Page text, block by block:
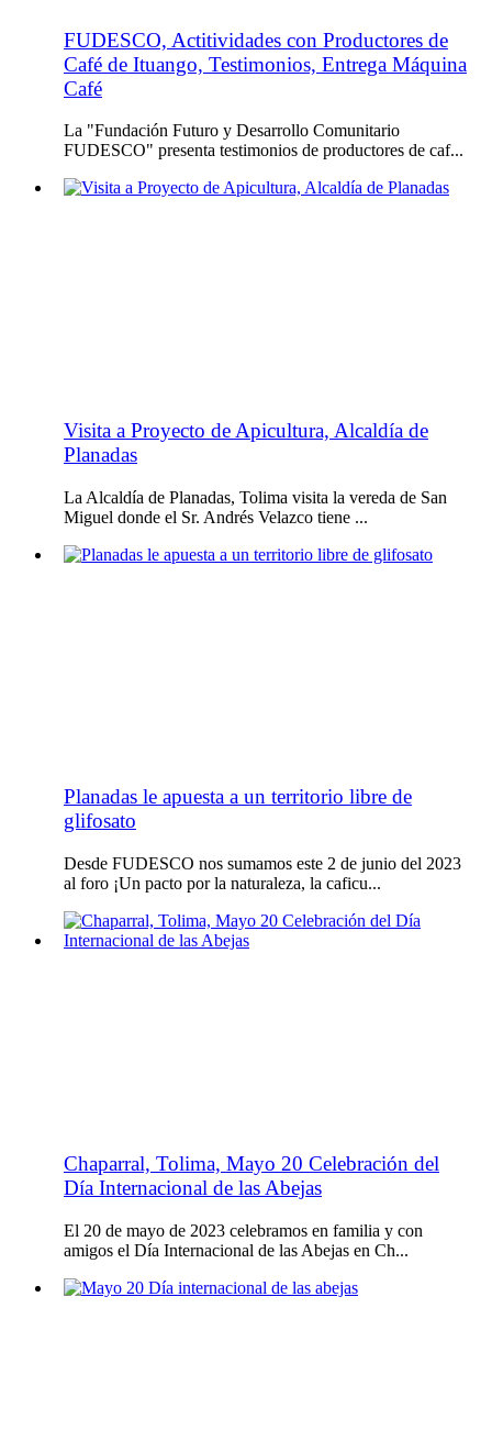
FUDESCO, Actitividades con Productores de
Café de Ituango, Testimonios, Entrega Máquina
Café
La "Fundación Futuro y Desarrollo Comunitario
FUDESCO" presenta testimonios de productores de caf...
Visita a Proyecto de Apicultura, Alcaldía de
Planadas
La Alcaldía de Planadas, Tolima visita la vereda de San
Miguel donde el Sr. Andrés Velazco tiene ...
Planadas le apuesta a un territorio libre de
glifosato
Desde FUDESCO nos sumamos este 2 de junio del 2023
al foro ¡Un pacto por la naturaleza, la caficu...
Chaparral, Tolima, Mayo 20 Celebración del
Día Internacional de las Abejas
El 20 de mayo de 2023 celebramos en familia y con
amigos el Día Internacional de las Abejas en Ch...